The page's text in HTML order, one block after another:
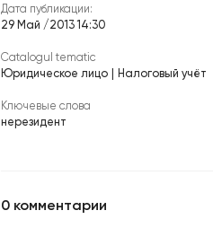
Дата публикации:
29 Май /2013 14:30
Catalogul tematic
Юридическое лицо
Налоговый учёт
Ключевые слова
нерезидент
0 комментарии